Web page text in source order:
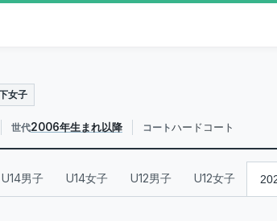
女子
世代2006年生まれ以降 コートハードコート
U14男子 U14女子 U12男子 U12女子